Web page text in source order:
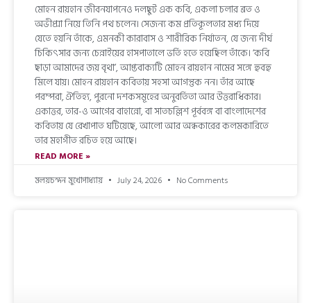
মোহন রায়হান জীবনযাপনেও দলছুট এক কবি, একলা চলার ব্রত ও
অভীপ্সা নিয়ে তিনি পথ চলেন। সেজন্য কম প্রতিকূলতার মধ্য দিয়ে
যেতে হয়নি তাঁকে, এমনকী কারাবাস ও শারীরিক নির্যাতন, যে জন্য দীর্ঘ
চিকিৎসার জন্য চেন্নাইয়ের হাসপাতালে ভর্তি হতে হয়েছিল তাঁকে। ‘কবি
ছাড়া আমাদের জয় বৃথা’, আপ্তবাক্যটি মোহন রায়হান নামের সঙ্গে হুবহু
মিলে যায়। মোহন রায়হান কবিতায় সহসা আগন্তুক নন। তাঁর আছে
পরম্পরা, ঐতিহ্য, পুরনো দশকসমূহের অনুবর্তিতা আর উত্তরাধিকার।
একাত্তর, তার-ও আগের বাহান্নো, বা সাতচল্লিশ পূর্ববঙ্গ বা বাংলাদেশের
কবিতায় যে রেখাপাত ঘটিয়েছে, আলো আর অন্ধকারের কলমকারিতে
তার মহাগীত রচিত হয়ে আছে।
READ MORE »
মলয়চন্দন মুখোপাধ্যায়
July 24, 2026 No Comments